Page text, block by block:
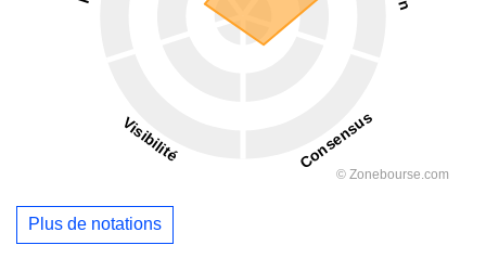
Plus de notations